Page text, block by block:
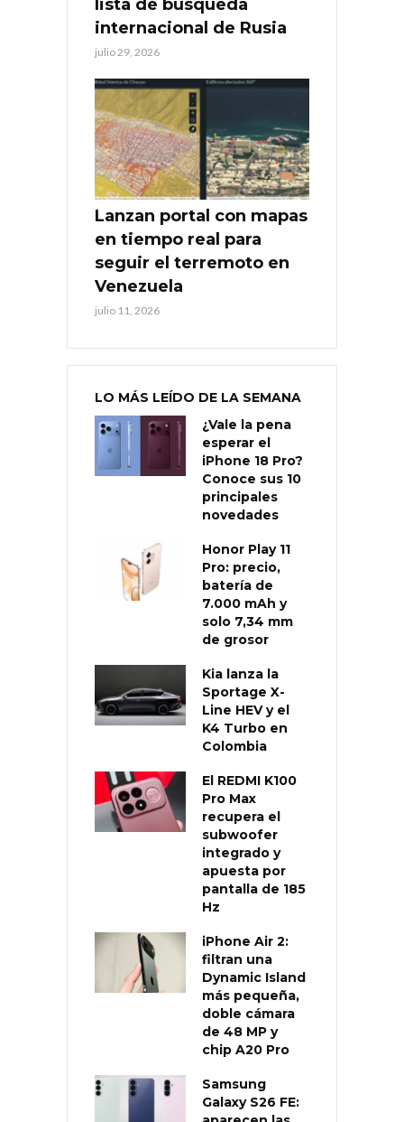
lista de búsqueda
internacional de Rusia
julio 29, 2026
Lanzan portal con mapas
en tiempo real para
seguir el terremoto en
Venezuela
julio 11, 2026
LO MÁS LEÍDO DE LA SEMANA
¿Vale la pena
esperar el
iPhone 18 Pro?
Conoce sus 10
principales
novedades
Honor Play 11
Pro: precio,
batería de
7.000 mAh y
solo 7,34 mm
de grosor
Kia lanza la
Sportage X-
Line HEV y el
K4 Turbo en
Colombia
El REDMI K100
Pro Max
recupera el
subwoofer
integrado y
apuesta por
pantalla de 185
Hz
iPhone Air 2:
filtran una
Dynamic Island
más pequeña,
doble cámara
de 48 MP y
chip A20 Pro
Samsung
Galaxy S26 FE: